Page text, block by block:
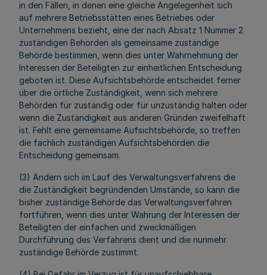
in den Fällen, in denen eine gleiche Angelegenheit sich
auf mehrere Betriebsstätten eines Betriebes oder
Unternehmens bezieht, eine der nach Absatz 1 Nummer 2
zuständigen Behörden als gemeinsame zuständige
Behörde bestimmen, wenn dies unter Wahrnehmung der
Interessen der Beteiligten zur einheitlichen Entscheidung
geboten ist. Diese Aufsichtsbehörde entscheidet ferner
über die örtliche Zuständigkeit, wenn sich mehrere
Behörden für zuständig oder für unzuständig halten oder
wenn die Zuständigkeit aus anderen Gründen zweifelhaft
ist. Fehlt eine gemeinsame Aufsichtsbehörde, so treffen
die fachlich zuständigen Aufsichtsbehörden die
Entscheidung gemeinsam.
(3) Ändern sich im Lauf des Verwaltungsverfahrens die
die Zuständigkeit begründenden Umstände, so kann die
bisher zuständige Behörde das Verwaltungsverfahren
fortführen, wenn dies unter Wahrung der Interessen der
Beteiligten der einfachen und zweckmäßigen
Durchführung des Verfahrens dient und die nunmehr
zuständige Behörde zustimmt.